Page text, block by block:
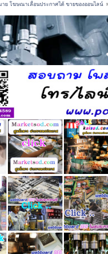
ย โฆษณาเลื่อนประกาศได้ ขายของออนไลน์